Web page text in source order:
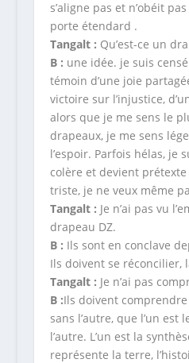
s’aligne pas et n’obéit
porte étendard .
Tangalt : Qu’est-ce un
B : une idée. je suis
témoin d’une joie
victoire sur l’injustice,
alors que je me sens le
drapeaux, je me sens
l’espoir. Parfois hélas, je
colère et devient
triste, je ne veux même
Tangalt : Je n’ai pas vu
drapeau DZ.
B : Ils sont en conclave
Ils doivent se réconcilier,
Tangalt : Je n’ai pas
B :Ils doivent comprendre
sans l’autre, que l’un est
l’autre. L’un est la
représente la terre,